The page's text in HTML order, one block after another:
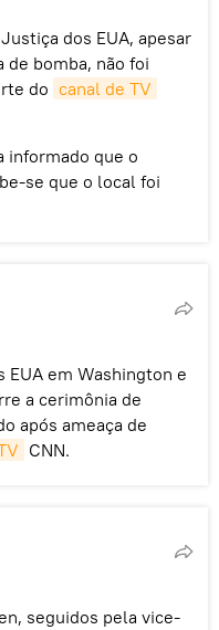
dos EUA, apesar
de bomba, não foi
do canal de TV
informado que o
se que o local foi
EUA em Washington e
a cerimônia de
após ameaça de
CNN.
seguidos pela vice-